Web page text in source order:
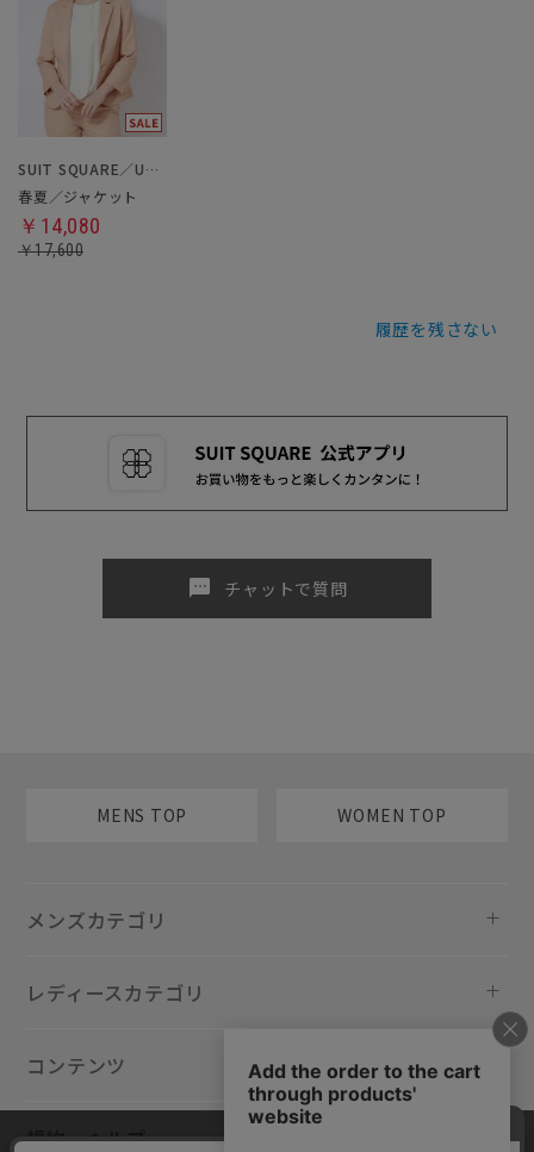
SUIT SQUARE／UNIVERSAL LANGUAGE／WHITE
春夏／ジャケット
￥14,080
￥17,600
履歴を残さない
sms チャットで質問
MENS TOP WOMEN TOP
メンズカテゴリ
レディースカテゴリ
コンテンツ
規約・ヘルプ